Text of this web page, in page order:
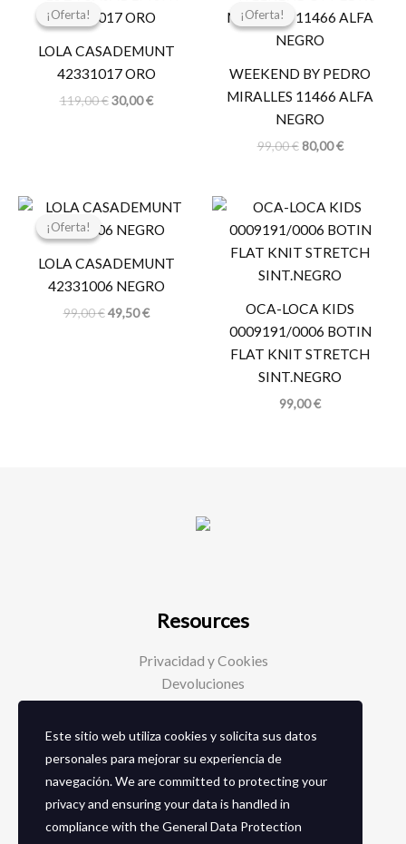
¡Oferta!
¡Oferta!
LOLA CASADEMUNT
42331017 ORO
119,00€
original
119,00 €.
30,00€
actual
30,00 €.
¡Oferta!
¡Oferta!
WEEKEND BY PEDRO
MIRALLES 11466 ALFA
NEGRO
99,00€
original
era:
80,00€
actual
¡Oferta!
¡Oferta!
LOLA CASADEMUNT
42331006 NEGRO
99,00€
El
original
99,00 €.
49,50€
El
actual
49,50 €.
OCA-LOCA KIDS
0009191/0006 BOTIN
FLAT KNIT STRETCH
SINT.NEGRO
99,00€
Resources
Privacidad y Cookies
Devoluciones
Social Media
Facebook
Instagram
Este sitio web utiliza cookies y solicita sus datos
personales para mejorar su experiencia de
navegación. We are committed to protecting your
privacy and ensuring your data is handled in
compliance with theGeneral Data Protection